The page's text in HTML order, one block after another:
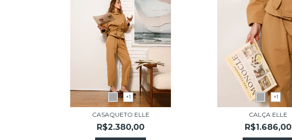
+1
CASAQUETO ELLE
R$2.380,00
+1
CALÇA ELLE
R$1.686,00